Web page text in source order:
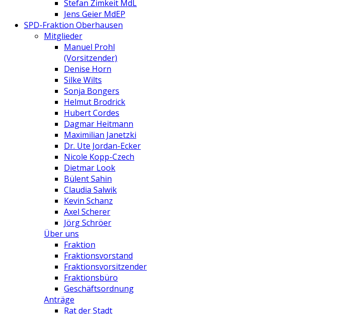
Stefan Zimkeit MdL
Jens Geier MdEP
SPD-Fraktion Oberhausen
Mitglieder
Manuel Prohl
(Vorsitzender)
Denise Horn
Silke Wilts
Sonja Bongers
Helmut Brodrick
Hubert Cordes
Dagmar Heitmann
Maximilian Janetzki
Dr. Ute Jordan-Ecker
Nicole Kopp-Czech
Dietmar Look
Bülent Sahin
Claudia Salwik
Kevin Schanz
Axel Scherer
Jörg Schröer
Über uns
Fraktion
Fraktionsvorstand
Fraktionsvorsitzender
Fraktionsbüro
Geschäftsordnung
Anträge
Rat der Stadt